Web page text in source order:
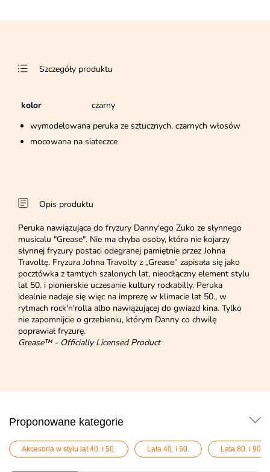
Szczegóły produktu
kolor
czarny
wymodelowana peruka ze sztucznych, czarnych włosów
mocowana na siateczce
Opis produktu
Peruka nawiązująca do fryzury Danny'ego Zuko ze słynnego
musicalu "Grease". Nie ma chyba osoby, która nie kojarzy
słynnej fryzury postaci odegranej pamiętnie przez Johna
Travoltę. Fryzura Johna Travolty z „Grease” zapisała się jako
pocztówka z tamtych szalonych lat, nieodłączny element stylu
lat 50. i pionierskie uczesanie kultury rockabilly. Peruka
idealnie nadaje się więc na imprezę w klimacie lat 50., w
rytmach rock'n'rolla albo nawiązującej do gwiazd kina. Tylko
nie zapomnijcie o grzebieniu, którym Danny co chwilę
poprawiał fryzurę.
Grease™ - Officially Licensed Product
Proponowane kategorie
Akcesoria w stylu lat 40. i 50. Lata 40. i 50. Lata 80. i 90.